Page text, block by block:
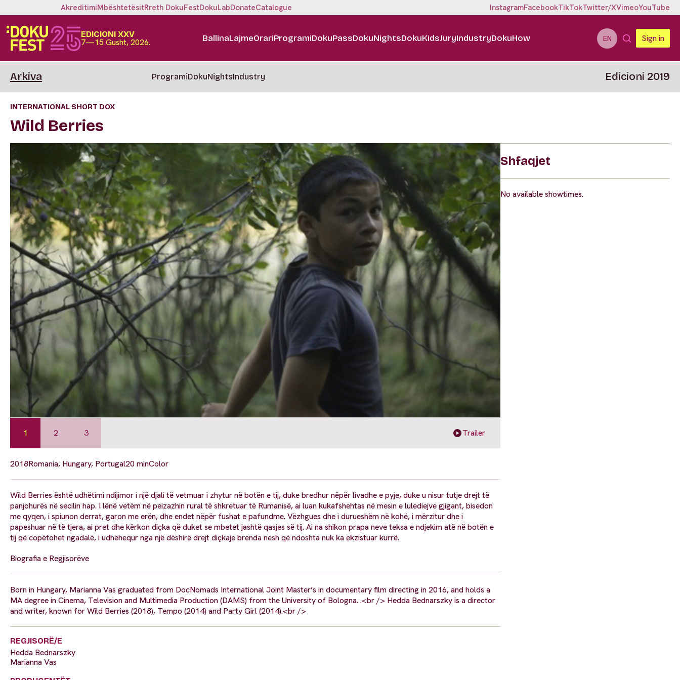
AkreditimiMbështetësitRreth DokuFestDokuLabDonateCatalogue InstagramFacebookTikTokTwitter/XVimeoYouTube
EDICIONI XXV
7—15 Gusht, 2026. BallinaLajmeOrariProgramiDokuPassDokuNightsDokuKidsJuryIndustryDokuHow EN Sign in
Arkiva ProgramiDokuNightsIndustry Edicioni 2019
INTERNATIONAL SHORT DOX
Wild Berries
1 2 3 Trailer
2018Romania, Hungary, Portugal20 minColor
Wild Berries është udhëtimi ndijimor i një djali të vetmuar i zhytur në botën e tij, duke bredhur nëpër livadhe e pyje, duke u nisur tutje drejt të
panjohurës në secilin hap. I lënë vetëm në peizazhin rural të shkretuar të Rumanisë, ai luan kukafshehtas në mesin e lulediejve gjigant, bisedon
me qyqen, i spiunon derrat, garon me erën, dhe endet nëpër fushat e pafundme. Vëzhgues dhe i durueshëm në kohë, i mërzitur dhe i
papeshuar në të tjera, ai pret dhe kërkon diçka që duket se mbetet jashtë qasjes së tij. Ai na shikon prapa neve teksa e ndjekim atë në botën e
tij që copëtohet ngadalë, i udhëhequr nga një dëshirë drejt diçkaje brenda nesh që ndoshta nuk ka ekzistuar kurrë.
Biografia e Regjisorëve
Born in Hungary, Marianna Vas graduated from DocNomads International Joint Master’s in documentary film directing in 2016, and holds a
MA degree in Cinema, Television and Multimedia Production (DAMS) from the University of Bologna. .<br /> Hedda Bednarszky is a director
and writer, known for Wild Berries (2018), Tempo (2014) and Party Girl (2014).<br />
REGJISORË/E
Hedda Bednarszky
Marianna Vas
Shfaqjet
No available showtimes.